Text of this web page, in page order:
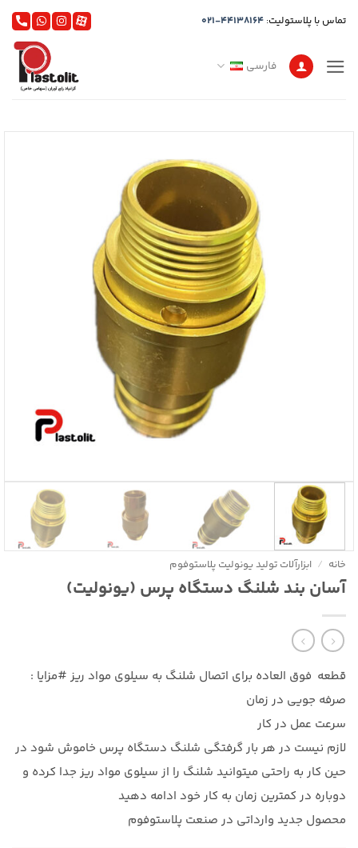
تماس با پلاستولیت: 021-44138164
فارسی
خانه / ابزارآلات تولید یونولیت پلاستوفوم
آسان بند شلنگ دستگاه پرس (یونولیت)
قطعه فوق العاده برای اتصال شلنگ به سیلوی مواد ریز #مزايا :
صرفه جویی در زمان
سرعت عمل در کار
لازم نیست در هر بار گرفتگی شلنگ دستگاه پرس خاموش شود در
حین کار به راحتی میتوانید شلنگ را از سیلوی مواد ریز جدا کرده و
دوباره در کمترین زمان به کار خود ادامه دهید
محصول جدید وارداتی در صنعت پلاستوفوم